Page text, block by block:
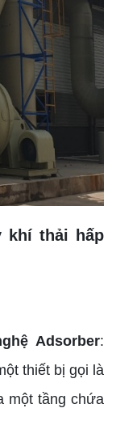
khí thải hấp
Adsorber:
thiết bị gọi là
một tầng chứa